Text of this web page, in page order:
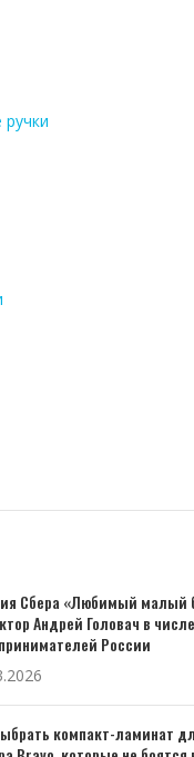
Сбера «Любимый малый
Андрей Головач в
России
компакт-ламинат